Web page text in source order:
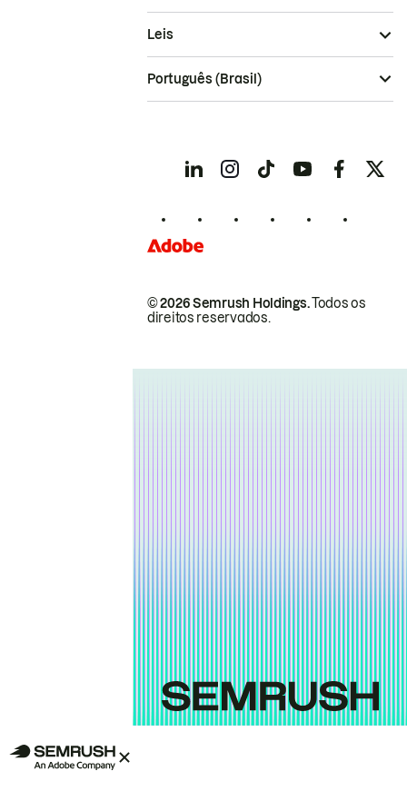
© 2026 Semrush Holdings.Todos os
direitos reservados.
Leis
Português (Brasil)